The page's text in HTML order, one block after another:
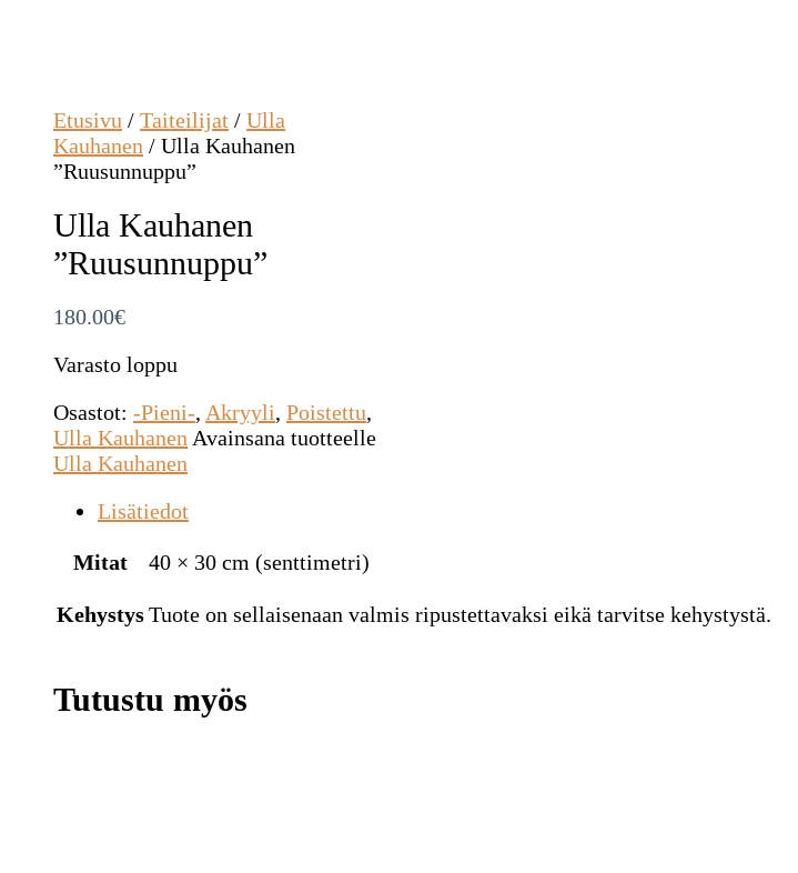
Etusivu / Taiteilijat / Ulla
Kauhanen / Ulla Kauhanen
”Ruusunnuppu”
Ulla Kauhanen
”Ruusunnuppu”
180.00€
Varasto loppu
Osastot: -Pieni-, Akryyli, Poistettu,
Ulla Kauhanen Avainsana tuotteelle
Ulla Kauhanen
Lisätiedot
Mitat 40 × 30 cm (senttimetri)
KehystysTuote on sellaisenaan valmis ripustettavaksi eikä tarvitse kehystystä.
Tutustu myös